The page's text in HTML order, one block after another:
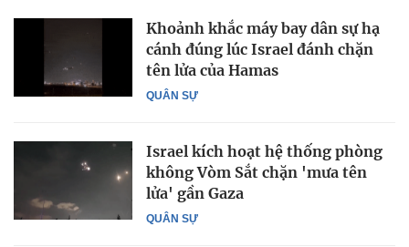
QUÂN SỰ
Khoảnh khắc máy bay dân sự hạ
cánh đúng lúc Israel đánh chặn
tên lửa của Hamas
QUÂN SỰ
Israel kích hoạt hệ thống phòng
không Vòm Sắt chặn 'mưa tên
lửa' gần Gaza